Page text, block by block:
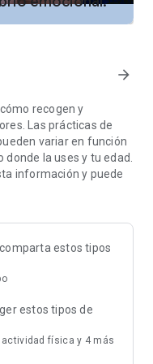
de Respiración
reduce la inflamación
las duchas frías
manos y pies en hielo.
de Duchas Frías de 20
con ejercicios de
con los Desafíos de
ejercicios de peso
arrow_forward
recogen y
Las prácticas de
variar en función
la uses y tu edad.
información y puede
estos tipos
estos tipos de
física y 4 más